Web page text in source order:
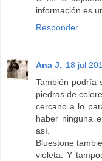
información es
Responder
Ana J. 18 jul
También podría
piedras de
cercano a lo
haber ninguna
así.
Bluestone
violeta. Y